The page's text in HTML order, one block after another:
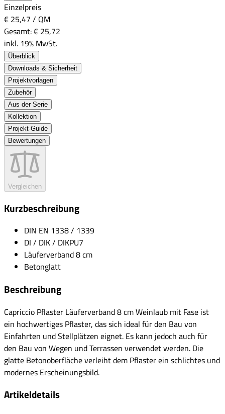
Einzelpreis
€ 25,47 / QM
Gesamt:€ 25,72
inkl. 19% MwSt.
Überblick
Downloads & Sicherheit
Projektvorlagen
Zubehör
Aus der Serie
Kollektion
Projekt-Guide
Bewertungen
Vergleichen
Kurzbeschreibung
DIN EN 1338 / 1339
DI / DIK / DIKPU7
Läuferverband 8 cm
Betonglatt
Beschreibung
Capriccio Pflaster Läuferverband 8 cm Weinlaub mit Fase ist
ein hochwertiges Pflaster, das sich ideal für den Bau von
Einfahrten und Stellplätzen eignet. Es kann jedoch auch für
den Bau von Wegen und Terrassen verwendet werden. Die
glatte Betonoberfläche verleiht dem Pflaster ein schlichtes und
modernes Erscheinungsbild.
Artikeldetails